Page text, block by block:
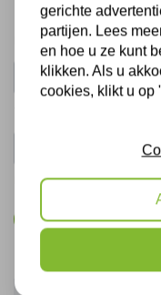
Uw naam:
De gegevens die u hier
Bel mij terug
gerichte
partijen. Lees
en hoe u ze kunt
klikken. Als u
cookies, klikt u op